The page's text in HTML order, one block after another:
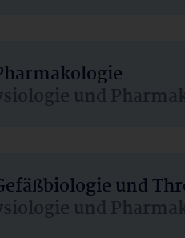
und
und
und